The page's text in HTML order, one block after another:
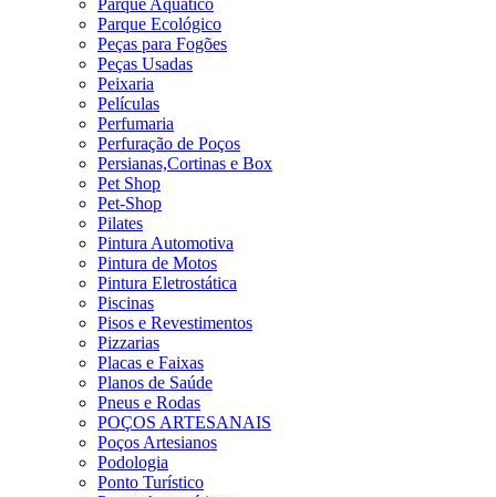
Parque Aquático
Parque Ecológico
Peças para Fogões
Peças Usadas
Peixaria
Películas
Perfumaria
Perfuração de Poços
Persianas,Cortinas e Box
Pet Shop
Pet-Shop
Pilates
Pintura Automotiva
Pintura de Motos
Pintura Eletrostática
Piscinas
Pisos e Revestimentos
Pizzarias
Placas e Faixas
Planos de Saúde
Pneus e Rodas
POÇOS ARTESANAIS
Poços Artesianos
Podologia
Ponto Turístico